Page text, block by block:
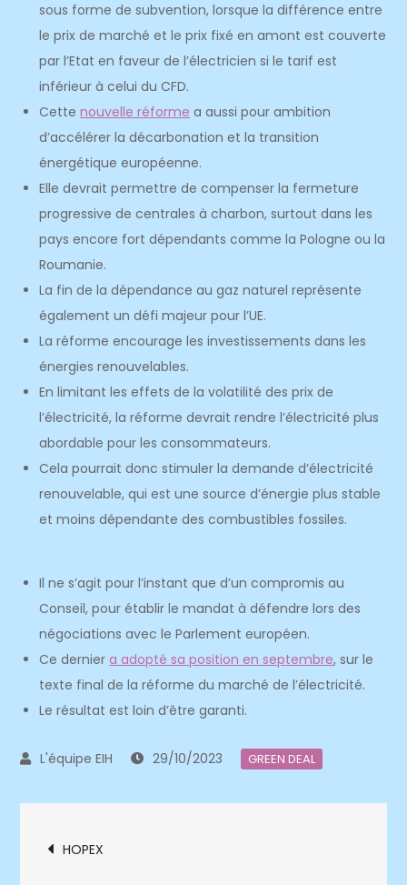
sous forme de subvention, lorsque la différence entre
le prix de marché et le prix fixé en amont est couverte
par l’Etat en faveur de l’électricien si le tarif est
inférieur à celui du CFD.
Cettenouvelle réforme a aussi pour ambition
d’accélérer la décarbonation et la transition
énergétique européenne.
Elle devrait permettre de compenser la fermeture
progressive de centrales à charbon, surtout dans les
pays encore fort dépendants comme la Pologne ou la
Roumanie.
La fin de la dépendance au gaz naturel représente
également un défi majeur pour l’UE.
La réforme encourage les investissements dans les
énergies renouvelables.
En limitant les effets de la volatilité des prix de
l’électricité, la réforme devrait rendre l’électricité plus
abordable pour les consommateurs.
Cela pourrait donc stimuler la demande d’électricité
renouvelable, qui est une source d’énergie plus stable
et moins dépendante des combustibles fossiles.
Il nes’agit pour l’instantque d’un compromis au
Conseil,pour établir le mandat à défendre lors des
négociations avec le Parlement européen.
Ce derniera adopté sa position en septembre, sur le
texte final de la réforme du marché de l’électricité.
Le résultat est loin d’être garanti.
29/10/2023 GREEN DEAL
Navigation
HOPEX